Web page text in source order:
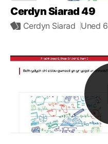
Cerdyn Siarad 49
Cerdyn Siarad Uned 6